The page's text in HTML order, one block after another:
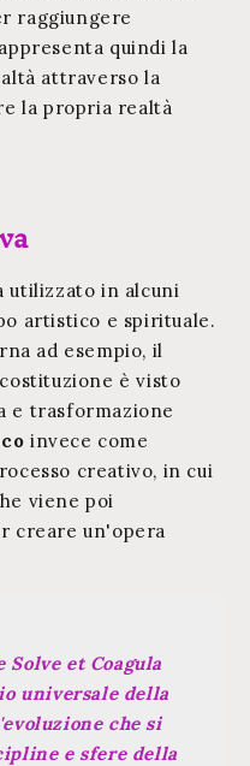
raggiungere
quindi la
attraverso la
la propria realtà
utilizzato in alcuni
artistico e spirituale.
ad esempio, il
è visto
e trasformazione
invece come
creativo, in cui
viene poi
creare un'opera
et Coagula
universale della
che si
e sfere della